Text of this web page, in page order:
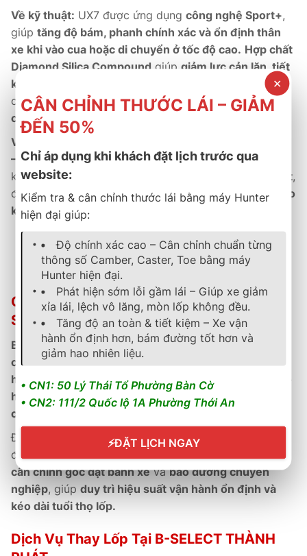
Về kỹ thuật: UX7 được ứng dụng công nghệ Sport+,
giúp tăng độ bám, phanh chính xác và ổn định thân
xe khi vào cua hoặc di chuyển ở tốc độ cao. Hợp chất
Diamond Silica Compound giúp giảm lực cản lăn, tiết
kiệm nhiên liệu và kéo dài tuổi thọ.
Cấu trúc chắc
chắn giúpchịu tải tốt, phù hợp với SUV đô thị di
chuyển thường xuyên.
Về thương mại:
– Đức , UltraContact UX7 được bảo hành 5 năm, đi
kèmdịch vụ hậu mãi tận tâm B-Select Thành Phát,
đảm bảochất lượng, uy tín và sự an tâm tuyệt đối cho
khách hàng.
Công nghệ Đức – Êm ái, bền bỉ và an toàn vượt mong
đợi.
Chính Sách Bảo Hành & Hậu Mãi Tại B-
SELECT THÀNH PHÁT
B-Select Thành Phátlà đại lý ủy quyền chính hãng
của Continental Việt Nam
sản phẩm chính
hãng có phiếu bảo hành điện tử, hỗ trợ
hành online nhanh chóng , đảm bảoquyền lợi tối đa
cho khách hàng.
Đội ngũ
kỹ thuật viên đạt chuẩn Continental
đào tạo chuyên sâu, luôn sẵn sàng
cân chỉnh góc đặt bánh xevàbảo dưỡng chuyên
nghiệp, giúp duy trì hiệu suất vận hành ổn định và
kéo dài tuổi thọ lốp.
Dịch Vụ Thay Lốp Tại B-SELECT THÀNH
✕
CÂN CHỈNH THƯỚC LÁI – GIẢM
ĐẾN 50%
Chỉ áp dụng khi khách đặt lịch trước qua
website:
Kiểm tra & cân chỉnh thước lái bằng máy Hunter
hiện đại giúp:
Độ chính xác cao – Cân chỉnh chuẩn từng
thông số Camber, Caster, Toe bằng máy
Hunter hiện đại.
Phát hiện sớm lỗi gầm lái – Giúp xe giảm
xỉa lái, lệch vô lăng, mòn lốp không đều.
Tăng độ an toàn & tiết kiệm – Xe vận
hành ổn định hơn, bám đường tốt hơn và
giảm hao nhiên liệu.
• CN1: 50 Lý Thái Tổ Phường Bàn Cờ
• CN2: 111/2 Quốc lộ 1A Phường Thới An
⚡ĐẶT LỊCH NGAY